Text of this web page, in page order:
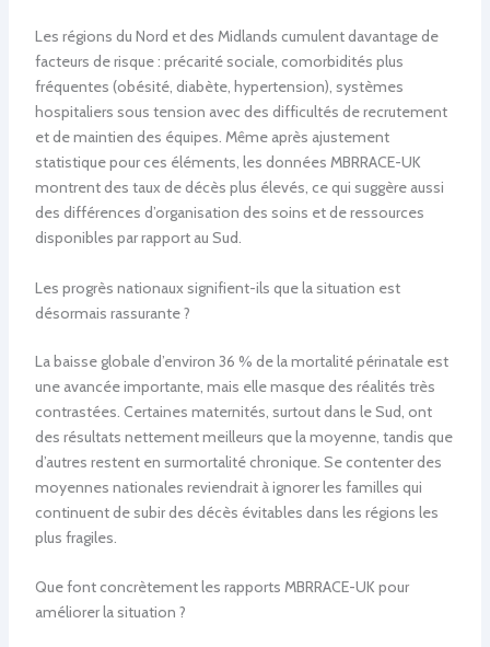
Les régions du Nord et des Midlands cumulent davantage de
facteurs de risque : précarité sociale, comorbidités plus
fréquentes (obésité, diabète, hypertension), systèmes
hospitaliers sous tension avec des difficultés de recrutement
et de maintien des équipes. Même après ajustement
statistique pour ces éléments, les données MBRRACE-UK
montrent des taux de décès plus élevés, ce qui suggère aussi
des différences d’organisation des soins et de ressources
disponibles par rapport au Sud.
Les progrès nationaux signifient-ils que la situation est
désormais rassurante ?
La baisse globale d’environ 36 % de la mortalité périnatale est
une avancée importante, mais elle masque des réalités très
contrastées. Certaines maternités, surtout dans le Sud, ont
des résultats nettement meilleurs que la moyenne, tandis que
d’autres restent en surmortalité chronique. Se contenter des
moyennes nationales reviendrait à ignorer les familles qui
continuent de subir des décès évitables dans les régions les
plus fragiles.
Que font concrètement les rapports MBRRACE-UK pour
améliorer la situation ?